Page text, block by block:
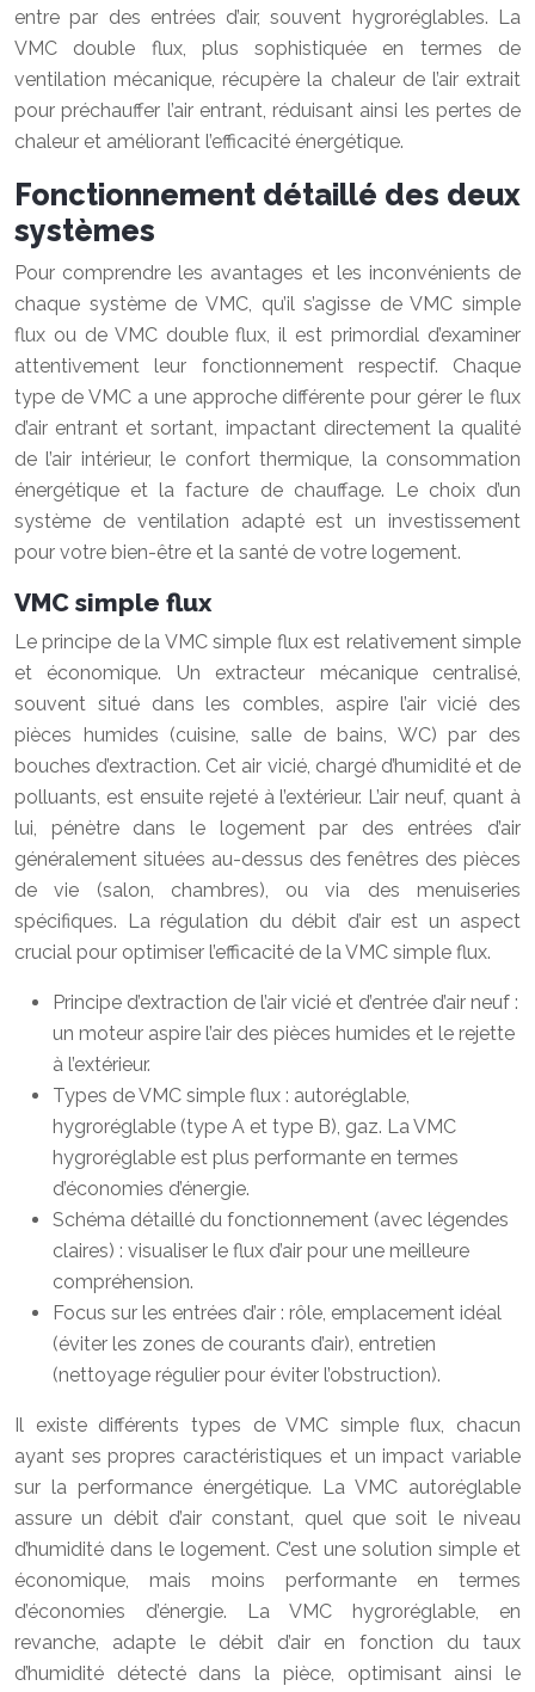
entre par des entrées d’air, souvent hygroréglables. La
VMC double flux, plus sophistiquée en termes de
ventilation mécanique, récupère la chaleur de l’air extrait
pour préchauffer l’air entrant, réduisant ainsi les pertes de
chaleur et améliorant l’efficacité énergétique.
Fonctionnement détaillé des deux
systèmes
Pour comprendre les avantages et les inconvénients de
chaque système de VMC, qu’il s’agisse de VMC simple
flux ou de VMC double flux, il est primordial d’examiner
attentivement leur fonctionnement respectif. Chaque
type de VMC a une approche différente pour gérer le flux
d’air entrant et sortant, impactant directement la qualité
de l’air intérieur, le confort thermique, la consommation
énergétique et la facture de chauffage. Le choix d’un
système de ventilation adapté est un investissement
pour votre bien-être et la santé de votre logement.
VMC simple flux
Le principe de la VMC simple flux est relativement simple
et économique. Un extracteur mécanique centralisé,
souvent situé dans les combles, aspire l’air vicié des
pièces humides (cuisine, salle de bains, WC) par des
bouches d’extraction. Cet air vicié, chargé d’humidité et de
polluants, est ensuite rejeté à l’extérieur. L’air neuf, quant à
lui, pénètre dans le logement par des entrées d’air
généralement situées au-dessus des fenêtres des pièces
de vie (salon, chambres), ou via des menuiseries
spécifiques. La régulation du débit d’air est un aspect
crucial pour optimiser l’efficacité de la VMC simple flux.
Principe d’extraction de l’air vicié et d’entrée d’air neuf :
un moteur aspire l’air des pièces humides et le rejette
à l’extérieur.
Types de VMC simple flux : autoréglable,
hygroréglable (type A et type B), gaz. La VMC
hygroréglable est plus performante en termes
d’économies d’énergie.
Schéma détaillé du fonctionnement (avec légendes
claires) : visualiser le flux d’air pour une meilleure
compréhension.
Focus sur les entrées d’air : rôle, emplacement idéal
(éviter les zones de courants d’air), entretien
(nettoyage régulier pour éviter l’obstruction).
Il existe différents types de VMC simple flux, chacun
ayant ses propres caractéristiques et un impact variable
sur la performance énergétique. La VMC autoréglable
assure un débit d’air constant, quel que soit le niveau
d’humidité dans le logement. C’est une solution simple et
économique, mais moins performante en termes
d’économies d’énergie. La VMC hygroréglable, en
revanche, adapte le débit d’air en fonction du taux
d’humidité détecté dans la pièce, optimisant ainsi le